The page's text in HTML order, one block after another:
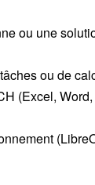
ou une
ou de
(Excel,